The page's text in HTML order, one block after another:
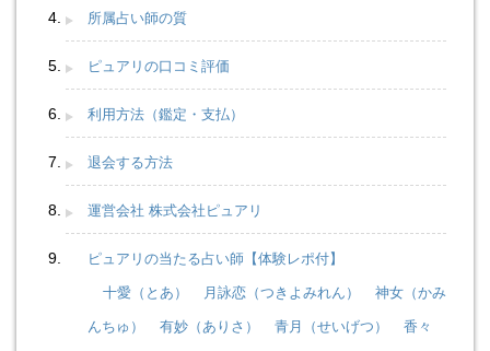
所属占い師の質
ピュアリの口コミ評価
利用方法（鑑定・支払）
退会する方法
運営会社 株式会社ピュアリ
ピュアリの当たる占い師【体験レポ付】
十愛（とあ） 月詠恋（つきよみれん） 神女（かみ
んちゅ） 有妙（ありさ） 青月（せいげつ） 香々